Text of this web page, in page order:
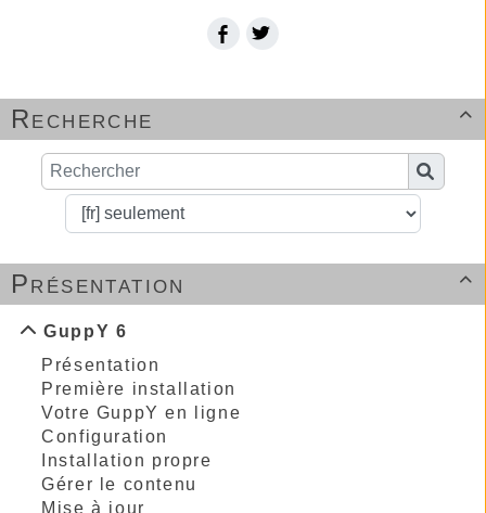

Recherche

Présentation
GuppY 6
Présentation
Première installation
Votre GuppY en ligne
Configuration
Installation propre
Gérer le contenu
Mise à jour